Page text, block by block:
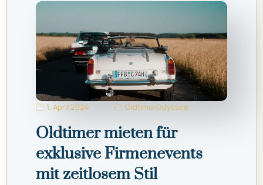
1. April 2024 OldtimerOdyssee
Oldtimer mieten für
exklusive Firmenevents
mit zeitlosem Stil